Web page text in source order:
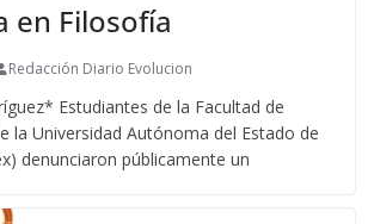
en Filosofía
Redacción Diario Evolucion
Estudiantes de la Facultad de
la Universidad Autónoma del Estado de
denunciaron públicamente un